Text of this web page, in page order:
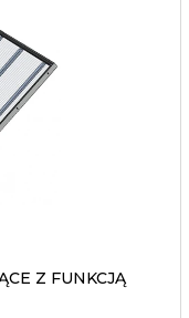
Z FUNKCJĄ